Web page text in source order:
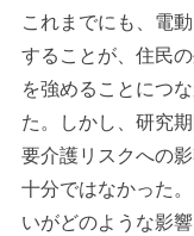
これまでにも、電
することが、住民
を強めることにつ
た。しかし、研究
要介護リスクへの
十分ではなかった
いがどのような影